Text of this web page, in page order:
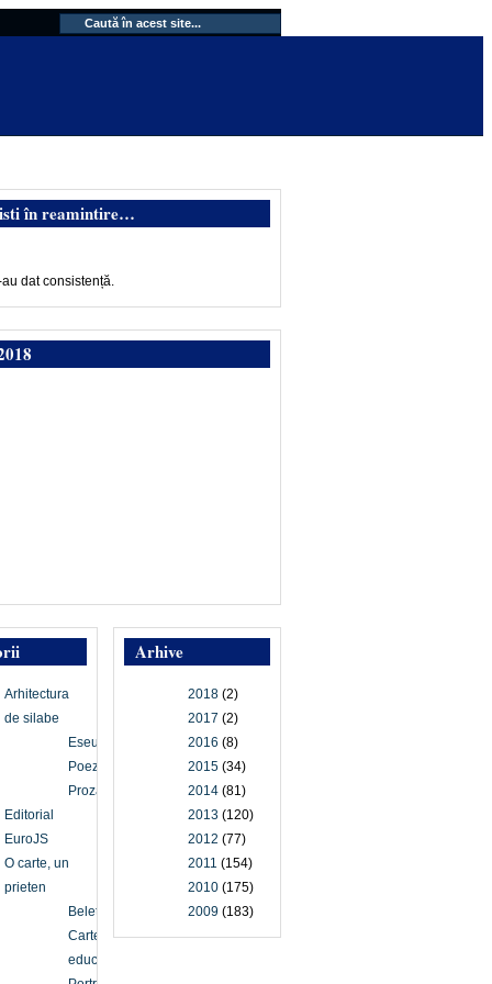
în reamintire…
dat consistență.
Arhive
2018 (2)
2017 (2)
2016 (8)
2015 (34)
2014 (81)
2013 (120)
2012 (77)
2011 (154)
2010 (175)
2009 (183)
Arhitectura
de silabe
Eseu
Poezie
Proză
Editorial
EuroJS
O carte, un
prieten
Beletristică
Carte
educațională